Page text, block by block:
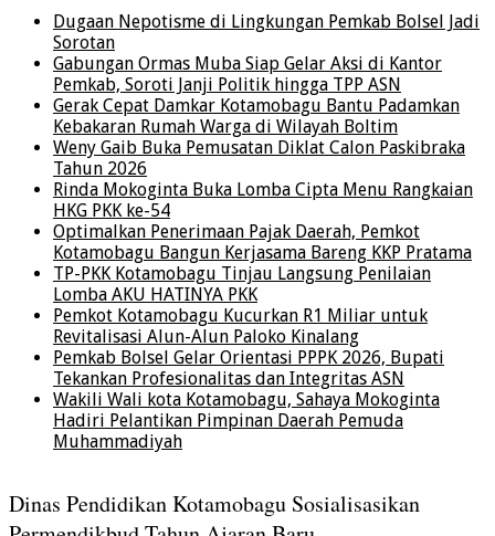
Dugaan Nepotisme di Lingkungan Pemkab Bolsel Jadi
Sorotan
Gabungan Ormas Muba Siap Gelar Aksi di Kantor
Pemkab, Soroti Janji Politik hingga TPP ASN
Gerak Cepat Damkar Kotamobagu Bantu Padamkan
Kebakaran Rumah Warga di Wilayah Boltim
Weny Gaib Buka Pemusatan Diklat Calon Paskibraka
Tahun 2026
Rinda Mokoginta Buka Lomba Cipta Menu Rangkaian
HKG PKK ke-54
Optimalkan Penerimaan Pajak Daerah, Pemkot
Kotamobagu Bangun Kerjasama Bareng KKP Pratama
TP-PKK Kotamobagu Tinjau Langsung Penilaian
Lomba AKU HATINYA PKK
Pemkot Kotamobagu Kucurkan R1 Miliar untuk
Revitalisasi Alun-Alun Paloko Kinalang
Pemkab Bolsel Gelar Orientasi PPPK 2026, Bupati
Tekankan Profesionalitas dan Integritas ASN
Wakili Wali kota Kotamobagu, Sahaya Mokoginta
Hadiri Pelantikan Pimpinan Daerah Pemuda
Muhammadiyah
Dinas Pendidikan Kotamobagu Sosialisasikan